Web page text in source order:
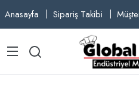
Anasayfa Sipariş Takibi